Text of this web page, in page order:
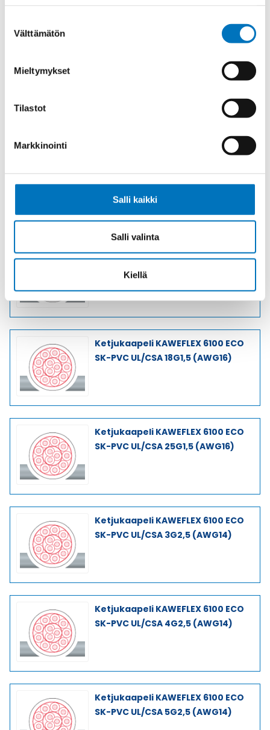
valinta
Välttämätön
Mieltymykset
Tilastot
Markkinointi
Salli kaikki
Salli valinta
Kiellä
SK-PVC UL/CSA 4G1,5 (AWG16)
Ketjukaapeli KAWEFLEX 6100 ECO
SK-PVC UL/CSA 7G1,5 (AWG16)
Ketjukaapeli KAWEFLEX 6100 ECO
SK-PVC UL/CSA 12G1,5 (AWG16)
Ketjukaapeli KAWEFLEX 6100 ECO
SK-PVC UL/CSA 18G1,5 (AWG16)
Ketjukaapeli KAWEFLEX 6100 ECO
SK-PVC UL/CSA 25G1,5 (AWG16)
Ketjukaapeli KAWEFLEX 6100 ECO
SK-PVC UL/CSA 3G2,5 (AWG14)
Ketjukaapeli KAWEFLEX 6100 ECO
SK-PVC UL/CSA 4G2,5 (AWG14)
Ketjukaapeli KAWEFLEX 6100 ECO
SK-PVC UL/CSA 5G2,5 (AWG14)